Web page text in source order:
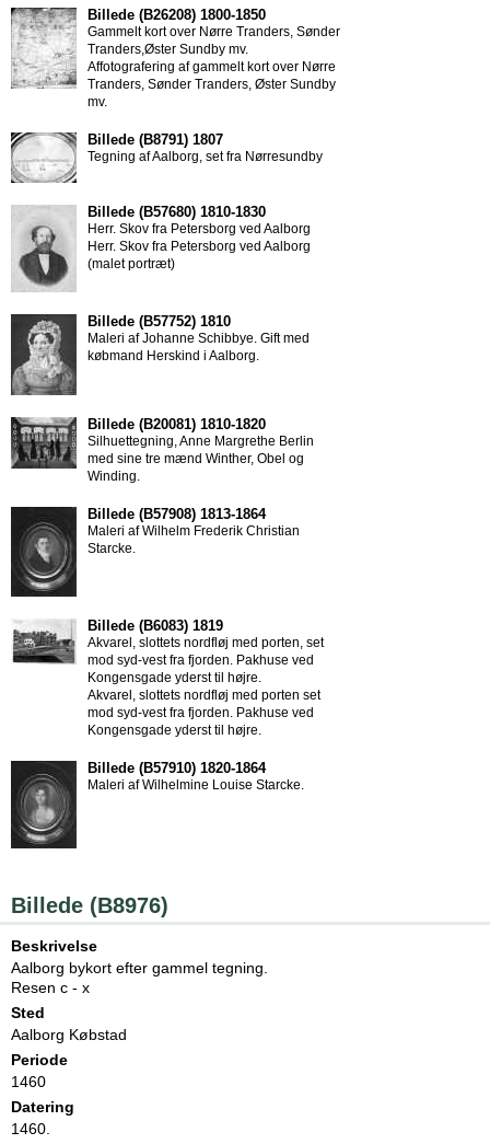
Gammelt kort over Nørre Tranders, Sønder
Tranders,Øster Sundby mv.
Affotografering af gammelt kort over Nørre
Tranders, Sønder Tranders, Øster Sundby
mv.
Tegning af Aalborg, set fra Nørresundby
Herr. Skov fra Petersborg ved Aalborg
Herr. Skov fra Petersborg ved Aalborg
(malet portræt)
Maleri af Johanne Schibbye. Gift med
købmand Herskind i Aalborg.
Silhuettegning, Anne Margrethe Berlin
med sine tre mænd Winther, Obel og
Winding.
Maleri af Wilhelm Frederik Christian
Starcke.
Akvarel, slottets nordfløj med porten, set
mod syd-vest fra fjorden. Pakhuse ved
Kongensgade yderst til højre.
Akvarel, slottets nordfløj med porten set
mod syd-vest fra fjorden. Pakhuse ved
Kongensgade yderst til højre.
Maleri af Wilhelmine Louise Starcke.
Billede (B8976)
Beskrivelse
Aalborg bykort efter gammel tegning.
Resen c - x
Sted
Aalborg Købstad
Periode
1460
Datering
1460.